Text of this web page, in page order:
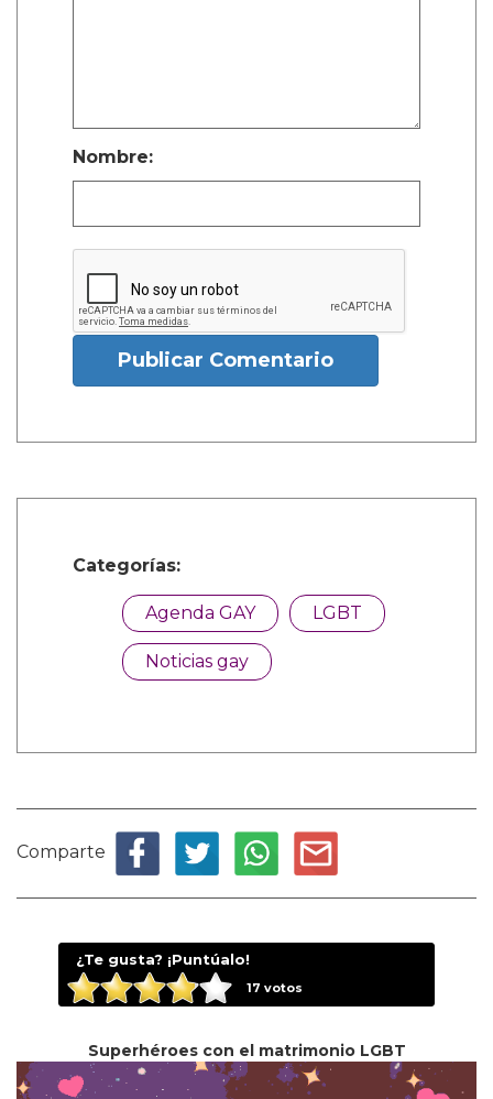
Nombre:
Publicar Comentario
Categorías:
Agenda GAY LGBT
Noticias gay
Comparte
¿Te gusta? ¡Puntúalo!
17 votos
Superhéroes con el matrimonio LGBT